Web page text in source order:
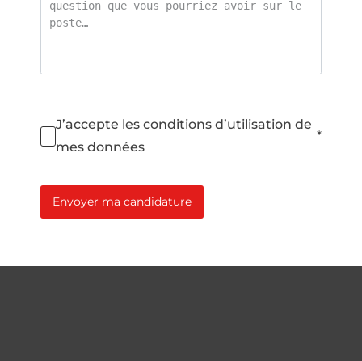
J’accepte les conditions d’utilisation de
mes données
*
Envoyer ma candidature